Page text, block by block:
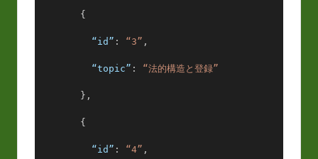
{
“id” : “3” ,
“topic” : “法的構造と登録”
},
{
“id” : “4” ,